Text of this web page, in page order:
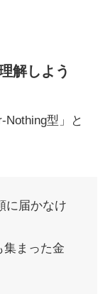
解しよう
Nothing型」と
に届かなけ
集まった金